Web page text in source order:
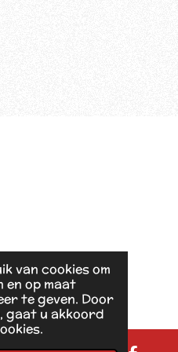
van cookies om
op maat
te geven. Door
gaat u akkoord